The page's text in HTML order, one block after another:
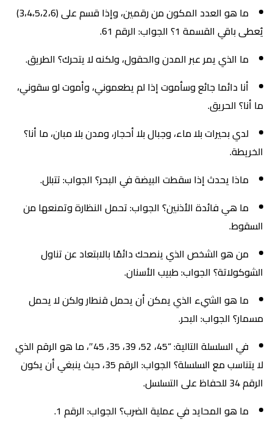
ما هو العدد المكون من رقمين، وإذا قسم على (3،4،5،2،6)
يُعطى باقي القسمة 1؟ الجواب: الرقم 61.
ما الذي يمر عبر المدن والحقول، ولكنه لا يتحرك؟ الطريق.
أنا دائما جائع وسأموت إذا لم يطعموني، وأموت لو سقوني،
ما أنا؟ الحريق.
لدي بحيرات بلا ماء، وجبال بلا أحجار، ومدن بلا مبان، ما أنا؟
الخريطة.
ماذا يحدث إذا سقطت البيضة في البحر؟ الجواب: تتبلل.
ما هي فائدة الأذنين؟ الجواب: تحمل النظارة وتمنعها من
السقوط.
من هو الشخص الذي ينصحك دائمًا بالابتعاد عن تناول
الشوكولاتة؟ الجواب: طبيب الأسنان.
ما هو الشيء الذي يمكن أن يحمل قنطار ولكن لا يحمل
مسمار؟ الجواب: البحر.
في السلسلة التالية: “45، 52، 39، 35، 45″، ما هو الرقم الذي
لا يتناسب مع السلسلة؟ الجواب: الرقم 35، حيث ينبغي أن يكون
الرقم 34 للحفاظ على التسلسل.
ما هو المحايد في عملية الضرب؟ الجواب: الرقم 1.